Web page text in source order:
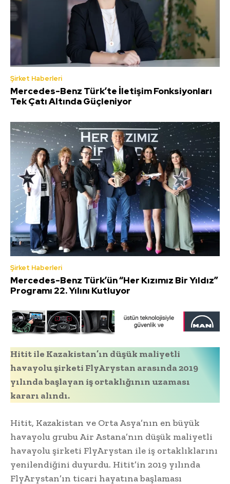
Şirket Haberleri
Mercedes-Benz Türk’te İletişim Fonksiyonları
Tek Çatı Altında Güçleniyor
Şirket Haberleri
Mercedes-Benz Türk’ün “Her Kızımız Bir Yıldız”
Programı 22. Yılını Kutluyor
Hitit ile Kazakistan’ın düşük maliyetli
havayolu şirketi FlyArystan arasında 2019
yılında başlayan iş ortaklığının uzaması
kararı alındı.
Hitit, Kazakistan ve Orta Asya’nın en büyük
havayolu grubu Air Astana’nın düşük maliyetli
havayolu şirketi FlyArystan ile iş ortaklıklarını
yenilendiğini duyurdu. Hitit’in 2019 yılında
FlyArystan’ın ticari hayatına başlaması